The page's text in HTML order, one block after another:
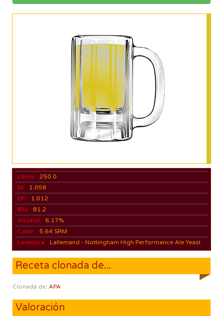
Litros:
250.0
DI:
1.058
DF:
1.012
IBU:
81.2
Alcohol:
6.17%
Color:
5.64 SRM
Levadura: Lallemand - Nottingham High Performance Ale Yeast
Receta clonada de...
Clonada de: APA
Valoración